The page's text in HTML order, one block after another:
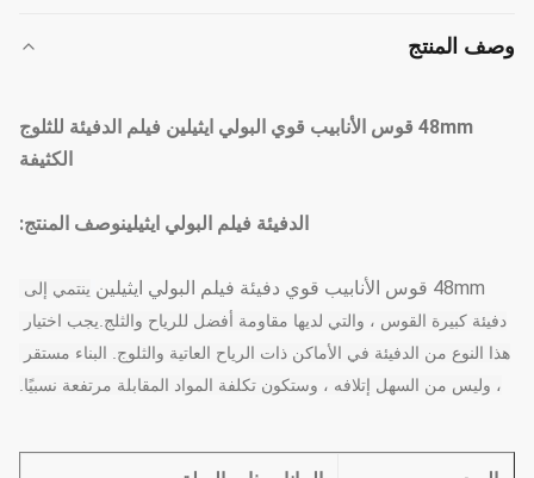
وصف المنتج
48mm قوس الأنابيب قوي البولي ايثيلين فيلم الدفيئة للثلوج
الكثيفة
الدفيئة فيلم البولي ايثيلينوصف المنتج:
48mm قوس الأنابيب قوي دفيئة فيلم البولي ايثيلين
هذا النوع من الدفيئة في الأماكن ذات الرياح العاتية والثلوج.
، وليس من السهل إتلافه ، وستكون تكلفة المواد المقابلة مرتفعة نسبيًا